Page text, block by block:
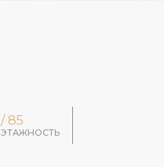
/ 85
ЭТАЖНОСТЬ